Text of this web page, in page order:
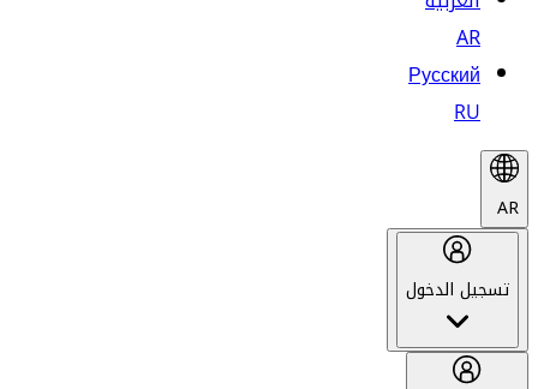
AR
Русский
RU
AR
تسجيل الدخول